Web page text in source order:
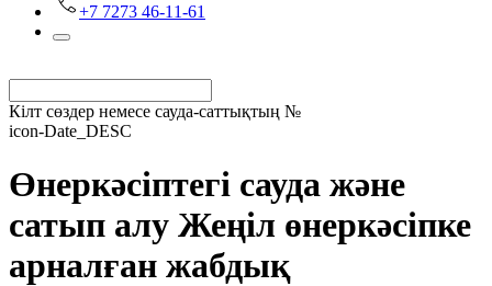
+7 7273 46-11-61
Кілт сөздер немесе сауда-саттықтың №
icon-Date_DESC
Өнеркәсіптегі сауда және
сатып алу Жеңіл өнеркәсіпке
арналған жабдық